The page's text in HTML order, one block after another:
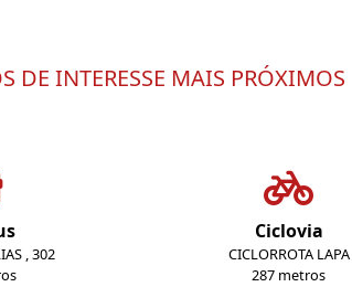
DE INTERESSE MAIS PRÓXIMOS
, 302
Ciclovia
CICLORROTA LAPA
287 metros